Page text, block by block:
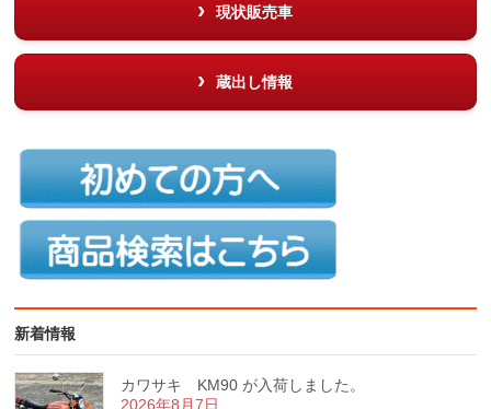
現状販売車
蔵出し情報
新着情報
カワサキ KM90 が入荷しました。
2026年8月7日